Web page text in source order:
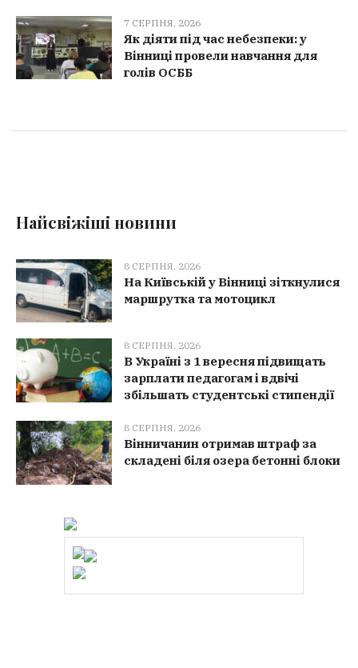
7 СЕРПНЯ, 2026
Як діяти під час небезпеки: у
Вінниці провели навчання для
голів ОСББ
Найсвіжіші новини
8 СЕРПНЯ, 2026
На Київській у Вінниці зіткнулися
маршрутка та мотоцикл
8 СЕРПНЯ, 2026
В Україні з 1 вересня підвищать
зарплати педагогам і вдвічі
збільшать студентські стипендії
8 СЕРПНЯ, 2026
Вінничанин отримав штраф за
складені біля озера бетонні блоки